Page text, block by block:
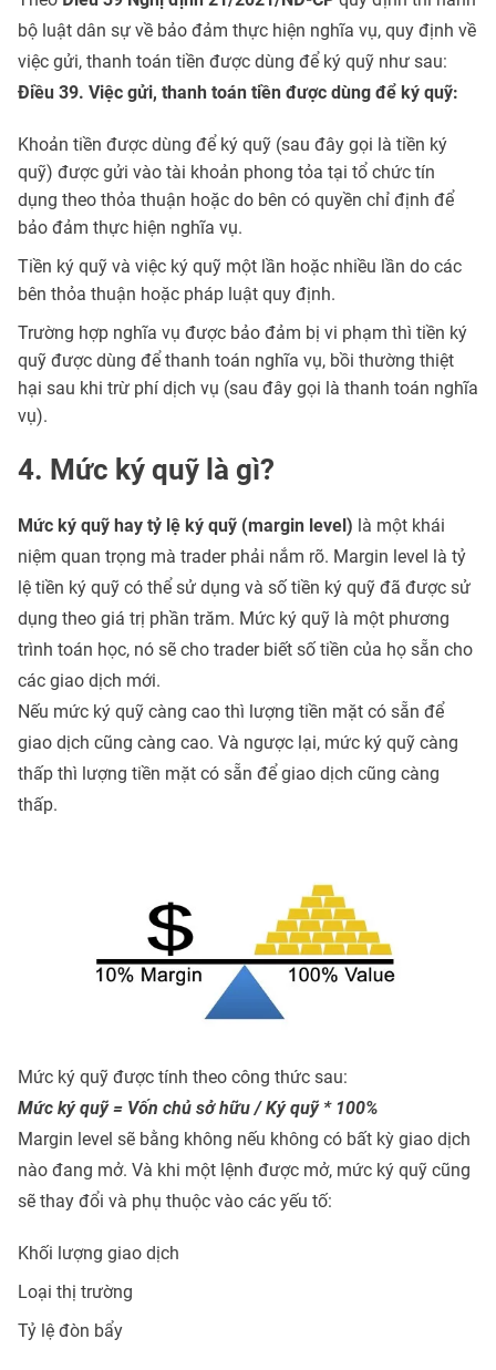
bộ luật dân sự về bảo đảm thực hiện nghĩa vụ, quy định về
việc gửi, thanh toán tiền được dùng để ký quỹ như sau:
Điều 39. Việc gửi, thanh toán tiền được dùng để ký quỹ:
Khoản tiền được dùng để ký quỹ (sau đây gọi là tiền ký
quỹ) được gửi vào tài khoản phong tỏa tại tổ chức tín
dụng theo thỏa thuận hoặc do bên có quyền chỉ định để
bảo đảm thực hiện nghĩa vụ.
Tiền ký quỹ và việc ký quỹ một lần hoặc nhiều lần do các
bên thỏa thuận hoặc pháp luật quy định.
Trường hợp nghĩa vụ được bảo đảm bị vi phạm thì tiền ký
quỹ được dùng để thanh toán nghĩa vụ, bồi thường thiệt
hại sau khi trừ phí dịch vụ (sau đây gọi là thanh toán nghĩa
vụ).
4. Mức ký quỹ là gì?
Mức ký quỹ hay tỷ lệ ký quỹ (margin level) là một khái
niệm quan trọng mà trader phải nắm rõ. Margin level là tỷ
lệ tiền ký quỹ có thể sử dụng và số tiền ký quỹ đã được sử
dụng theo giá trị phần trăm. Mức ký quỹ là một phương
trình toán học, nó sẽ cho trader biết số tiền của họ sẵn cho
các giao dịch mới.
Nếu mức ký quỹ càng cao thì lượng tiền mặt có sẵn để
giao dịch cũng càng cao. Và ngược lại, mức ký quỹ càng
thấp thì lượng tiền mặt có sẵn để giao dịch cũng càng
thấp.
Mức ký quỹ được tính theo công thức sau:
Mức ký quỹ = Vốn chủ sở hữu / Ký quỹ * 100%
Margin level sẽ bằng không nếu không có bất kỳ giao dịch
nào đang mở. Và khi một lệnh được mở, mức ký quỹ cũng
sẽ thay đổi và phụ thuộc vào các yếu tố:
Khối lượng giao dịch
Loại thị trường
Tỷ lệ đòn bẩy